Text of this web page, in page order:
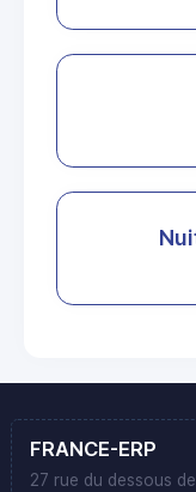
FRANCE-ERP
27 rue du dessous